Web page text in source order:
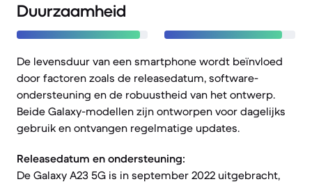
Duurzaamheid
De levensduur van een smartphone wordt beïnvloed
door factoren zoals de releasedatum, software-
ondersteuning en de robuustheid van het ontwerp.
Beide Galaxy-modellen zijn ontworpen voor dagelijks
gebruik en ontvangen regelmatige updates.
Releasedatum en ondersteuning:
De Galaxy A23 5G is in september 2022 uitgebracht,